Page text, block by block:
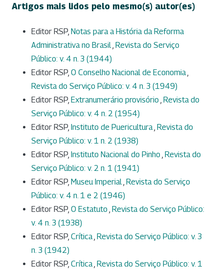
Artigos mais lidos pelo mesmo(s) autor(es)
Editor RSP, Notas para a História da Reforma
Administrativa no Brasil Revista do Serviço
Público: v. 4 n. 3 (1944)
Editor RSP, O Conselho Nacional de Economia
Revista do Serviço Público: v. 4 n. 3 (1949)
Editor RSP, Extranumerário provisório Revista do
Serviço Público: v. 4 n. 2 (1954)
Editor RSP, Instituto de Puericultura Revista do
Serviço Público: v. 1 n. 2 (1938)
Editor RSP, Instituto Nacional do Pinho Revista do
Serviço Público: v. 2 n. 1 (1941)
Editor RSP, Museu Imperial Revista do Serviço
Público: v. 4 n. 1 e 2 (1946)
Editor RSP, O Estatuto Revista do Serviço Público:
v. 4 n. 3 (1938)
Editor RSP, Crítica Revista do Serviço Público: v. 3
n. 3 (1942)
Editor RSP, Crítica Revista do Serviço Público: v. 1